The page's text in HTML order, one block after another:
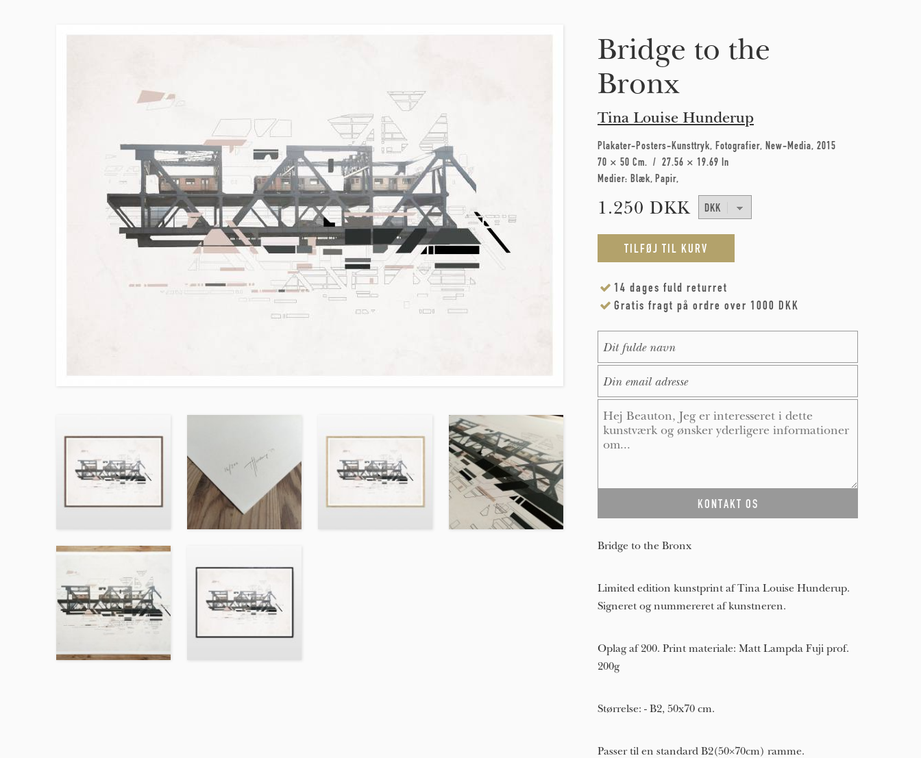
Bridge to the
Bronx
Tina Louise Hunderup
Plakater-Posters-Kunsttryk Fotografier New-Media 2015
70 × 50 Cm
27.56 × 19.69 In
Medier: Blæk Papir
1.250 DKK
14 dages fuld returret
Gratis fragt på ordre over 1000 DKK
Bridge to the Bronx
Limited edition kunstprint af Tina Louise Hunderup.
Signeret og nummereret af kunstneren.
Oplag af 200. Print materiale: Matt Lampda Fuji prof.
200g
Størrelse: - B2, 50x70 cm.
Passer til en standard B2(50×70cm) ramme.